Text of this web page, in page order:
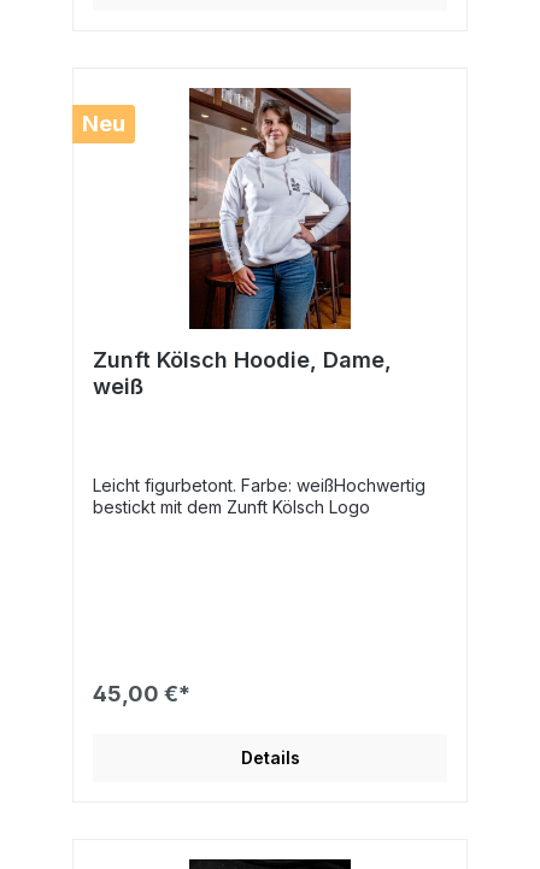
Neu
Zunft Kölsch Hoodie, Dame,
weiß
Leicht figurbetont. Farbe: weißHochwertig
bestickt mit dem Zunft Kölsch Logo
45,00 €*
Details